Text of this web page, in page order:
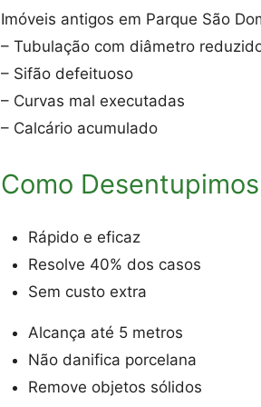
Imóveis antigos em Parque São
– Tubulação com diâmetro
– Sifão defeituoso
– Curvas mal executadas
– Calcário acumulado
Como Desentupimos
Rápido e eficaz
Resolve 40% dos casos
Sem custo extra
Alcança até 5 metros
Não danifica porcelana
Remove objetos sólidos